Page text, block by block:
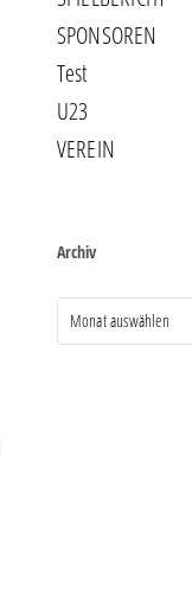
SPONSOREN
Test
U23
VEREIN
Archiv
Monat auswählen